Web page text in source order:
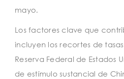
mayo.
Los factores clave que
incluyen los recortes de
Reserva Federal de Estados
de estímulo sustancial de